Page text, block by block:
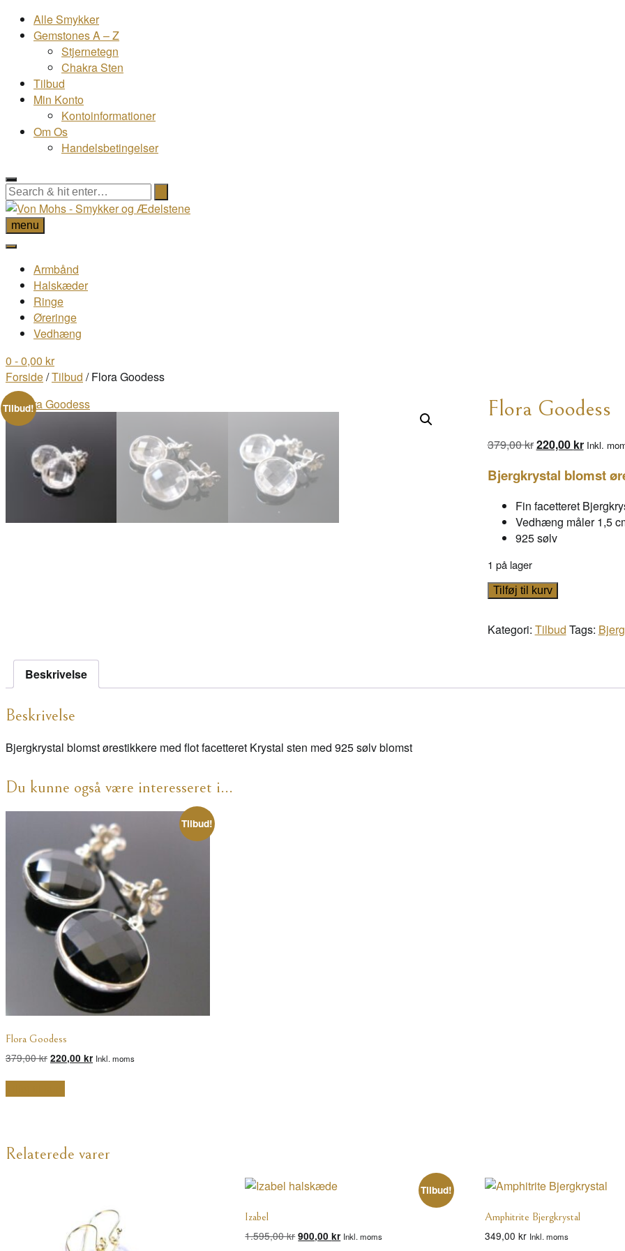
Alle Smykker
Gemstones A – Z
Stjernetegn
Chakra Sten
Tilbud
Min Konto
Kontoinformationer
Om Os
Handelsbetingelser
menu
Armbånd
Halskæder
Ringe
Øreringe
Vedhæng
0 - 0,00 kr
Forside/Tilbud / Flora Goodess
Tilbud! Flora Goodess
379,00krDen
pris
379,00 kr.
220,00 krDen
pris
220,00
Inkl.
Bjergkrystal blomst
Fin facetteret
Vedhæng måler 1,5
925 sølv
1 på lager
Flora
Tilføj til kurv
Kategori: Tilbud Tags:
Beskrivelse
Beskrivelse
Bjergkrystal blomst ørestikkere med flot facetteret Krystal sten med 925 sølv blomst
Du kunne også være interesseret i…
Tilbud!
Flora Goodess
379,00kr Den
pris
var:
220,00 krDen
Inkl. moms
Relaterede varer
Tilbud!
Izabel
1.595,00krDen
900,00krDen
Inkl. moms
Amphitrite Bjergkrystal
349,00 kr Inkl. moms